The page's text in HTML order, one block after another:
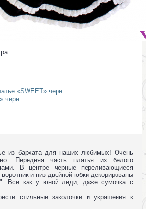
из бархата для наших любимых! Очень
Передняя часть платья из белого
В центре черные переливающиеся
и низ двойной юбки декорированы
Все как у юной леди, даже сумочка с
стильные заколочки и украшения к